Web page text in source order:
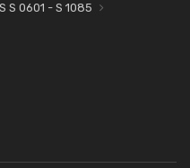
S 0601 - S 1085